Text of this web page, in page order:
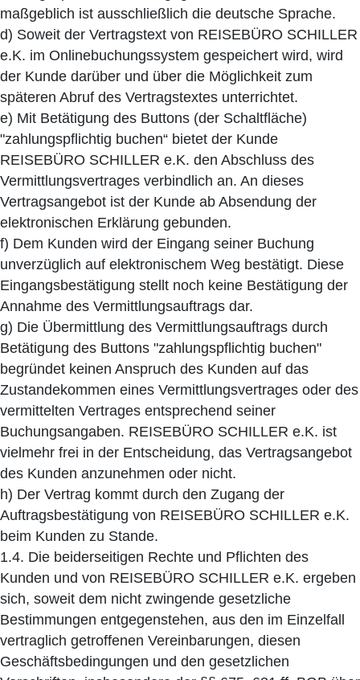
maßgeblich ist ausschließlich die deutsche Sprache.
d) Soweit der Vertragstext von REISEBÜRO SCHILLER
e.K. im Onlinebuchungssystem gespeichert wird, wird
der Kunde darüber und über die Möglichkeit zum
späteren Abruf des Vertragstextes unterrichtet.
e) Mit Betätigung des Buttons (der Schaltfläche)
"zahlungspflichtig buchen“ bietet der Kunde
REISEBÜRO SCHILLER e.K. den Abschluss des
Vermittlungsvertrages verbindlich an. An dieses
Vertragsangebot ist der Kunde ab Absendung der
elektronischen Erklärung gebunden.
f) Dem Kunden wird der Eingang seiner Buchung
unverzüglich auf elektronischem Weg bestätigt. Diese
Eingangsbestätigung stellt noch keine Bestätigung der
Annahme des Vermittlungsauftrags dar.
g) Die Übermittlung des Vermittlungsauftrags durch
Betätigung des Buttons "zahlungspflichtig buchen"
begründet keinen Anspruch des Kunden auf das
Zustandekommen eines Vermittlungsvertrages oder des
vermittelten Vertrages entsprechend seiner
Buchungsangaben. REISEBÜRO SCHILLER e.K. ist
vielmehr frei in der Entscheidung, das Vertragsangebot
des Kunden anzunehmen oder nicht.
h) Der Vertrag kommt durch den Zugang der
Auftragsbestätigung von REISEBÜRO SCHILLER e.K.
beim Kunden zu Stande.
1.4. Die beiderseitigen Rechte und Pflichten des
Kunden und von REISEBÜRO SCHILLER e.K. ergeben
sich, soweit dem nicht zwingende gesetzliche
Bestimmungen entgegenstehen, aus den im Einzelfall
vertraglich getroffenen Vereinbarungen, diesen
Geschäftsbedingungen und den gesetzlichen